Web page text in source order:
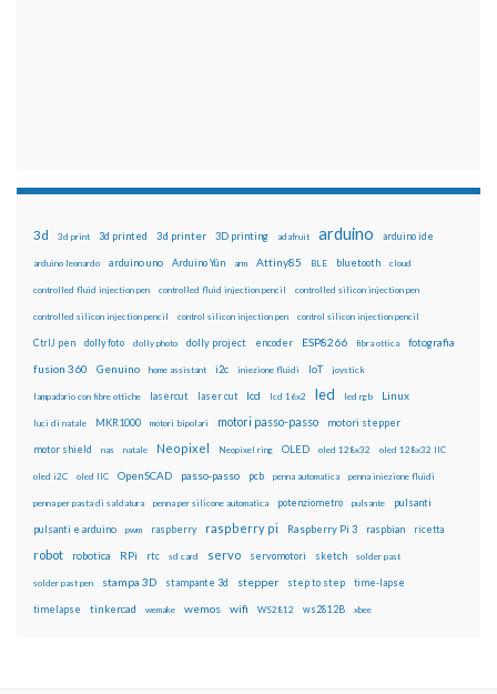
3d 3d print 3d printed 3d printer 3D printing adafruit arduino arduino ide
arduino leonardo arduino uno Arduino Yún arm Attiny85 BLE bluetooth cloud
controlled fluid injection pen controlled fluid injection pencil controlled silicon injection pen
controlled silicon injection pencil control silicon injection pen control silicon injection pencil
CtrlJ pen dolly foto dolly photo dolly project encoder ESP8266 fibra ottica fotografia
fusion 360 Genuino home assistant i2c iniezione fluidi IoT joystick
lampadario con fibre ottiche lasercut laser cut lcd lcd 16x2 led led rgb Linux
luci di natale MKR1000 motori bipolari motori passo-passo motori stepper
motor shield nas natale Neopixel Neopixel ring OLED oled 128x32 oled 128x32 IIC
oled i2C oled IIC OpenSCAD passo-passo pcb penna automatica penna iniezione fluidi
penna per pasta di saldatura penna per silicone automatica potenziometro pulsante pulsanti
pulsanti e arduino pwm raspberry raspberry pi Raspberry Pi 3 raspbian ricetta
robot robotica RPi rtc sd card servo servomotori sketch solder past
solder past pen stampa 3D stampante 3d stepper step to step time-lapse
timelapse tinkercad wemake wemos wifi WS2812 ws2812B xbee